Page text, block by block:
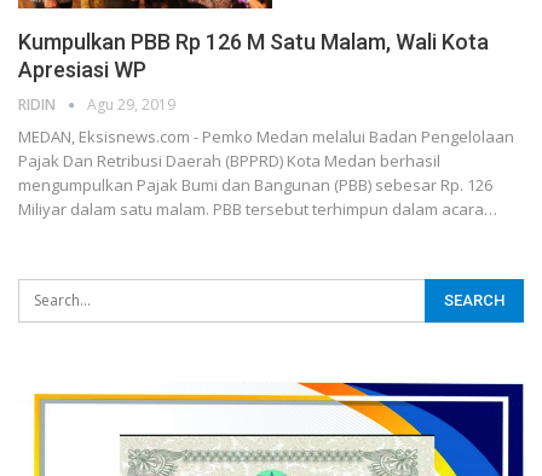
Kumpulkan PBB Rp 126 M Satu Malam, Wali Kota
Apresiasi WP
RIDIN Agu 29, 2019
MEDAN, Eksisnews.com - Pemko Medan melalui Badan Pengelolaan
Pajak Dan Retribusi Daerah (BPPRD) Kota Medan berhasil
mengumpulkan Pajak Bumi dan Bangunan (PBB) sebesar Rp. 126
Miliyar dalam satu malam. PBB tersebut terhimpun dalam acara…